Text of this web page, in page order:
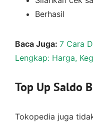
Berhasil
Baca Juga: 7 Cara
Lengkap: Harga,
Top Up Saldo
Tokopedia juga